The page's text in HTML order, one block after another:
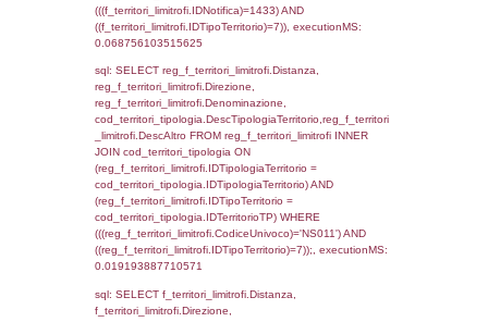
sql: SELECT
reg_f_territori_limitrofi.Denominazione,
reg_f_territori_limitrofi.DescAltro FROM
reg_f_territori_limitrofi INNER JOIN
ON
cod_territori_tipologia.IDTipologiaTerritorio)
(reg_f_territori_limitrofi.IDTipoTerritorio =
cod_territori_tipologia.IDTerritorioTP)